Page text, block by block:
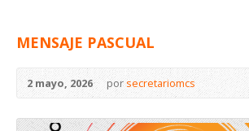
MENSAJE PASCUAL
2 mayo, 2026 por secretariomcs